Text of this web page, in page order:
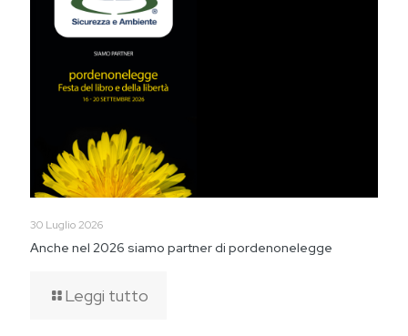
30 Luglio 2026
Anche nel 2026 siamo partner di pordenonelegge
Leggi tutto